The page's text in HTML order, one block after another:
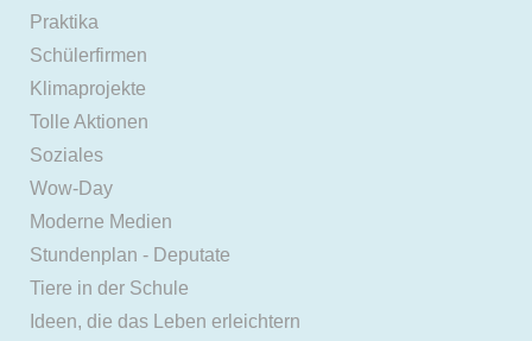
Praktika
Schülerfirmen
Klimaprojekte
Tolle Aktionen
Soziales
Wow-Day
Moderne Medien
Stundenplan - Deputate
Tiere in der Schule
Ideen, die das Leben erleichtern